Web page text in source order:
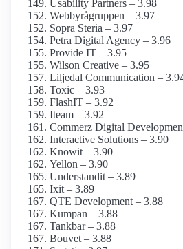
Usability Partners – 3.98
Webbyrågruppen – 3.97
Sopra Steria – 3.97
Petra Digital Agency – 3.96
Provide IT – 3.95
Wilson Creative – 3.95
Liljedal Communication –
Toxic – 3.93
FlashIT – 3.92
Iteam – 3.92
Commerz Digital
Interactive Solutions – 3.90
Knowit – 3.90
Yellon – 3.90
Understandit – 3.89
Ixit – 3.89
QTE Development – 3.88
Kumpan – 3.88
Tankbar – 3.88
Bouvet – 3.88